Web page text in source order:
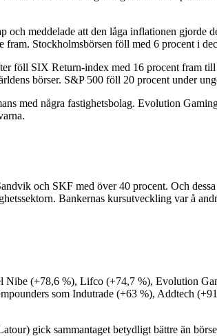
och meddelade att den låga inflationen
Stockholmsbörsen föll med 6 procent i
föll SIX Return-index med 16 procent fram
börser. S&P 500 föll 20 procent under
med några fastighetsbolag. Evolution
och SKF med över 40 procent. Och
Bankernas kursutveckling var å
Nibe (+78,6 %), Lifco (+74,7 %), Evolution
som Indutrade (+63 %), Addtech
gick sammantaget betydligt bättre än